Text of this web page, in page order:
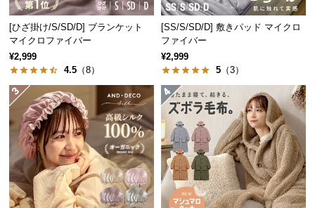
中
型
商
品
の
配
送
に
つ
い
て
小
[ひざ掛け/S/SD/D] ブランケット
マイクロファイバー
¥2,999
4.5 （8）
[SS/S/SD/D] 敷きパッド マイクロ
ファイバー
¥2,999
5 （3）